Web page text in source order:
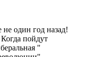
один год назад!
пойдут
"